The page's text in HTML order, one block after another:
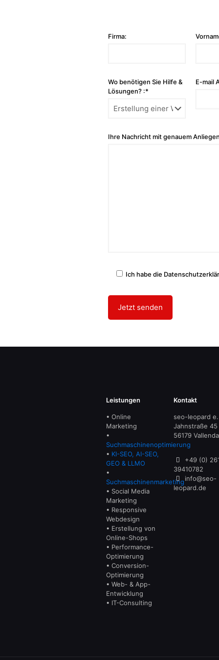
Firma:
Wo benötigen Sie Hilfe &
Lösungen? :*
E-mail
Ihre Nachricht mit genauem
Ich habe die
Leistungen
• Online
Marketing
•
Suchmaschinenoptimierung
• KI-SEO, AI-SEO,
GEO & LLMO
•
Suchmaschinenmarketing
• Social Media
Marketing
• Responsive
Webdesign
• Erstellung von
Online-Shops
• Performance-
Optimierung
• Conversion-
Optimierung
• Web- & App-
Entwicklung
• IT-Consulting
Kontakt
seo-leopard
Jahnstraße 45
56179
+49 (0)
39410782
info@seo-
leopard.de